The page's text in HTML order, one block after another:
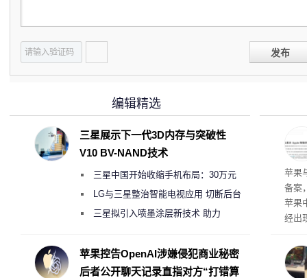
发布
了
苹果
备案
苹果
经出
编辑精选
三星展示下一代3D内存与突破性
V10 BV-NAND技术
三星中国开始收缩手机布局：30万元
月销售额不达标门店 将被逐步清退
LG与三星整治智能电视应用 切断后台
偷偷共享带宽的违规行为
三星拟引入喷墨涂层新技术 助力
度
苹果控告OpenAI涉嫌侵犯商业秘密
后者公开聊天记录直指对方“打错算